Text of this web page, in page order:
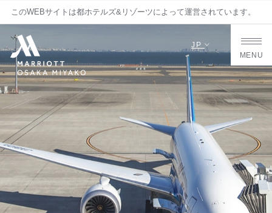
JP
MENU
このWEBサイトは都ホテルズ&リゾーツによって運営されています。